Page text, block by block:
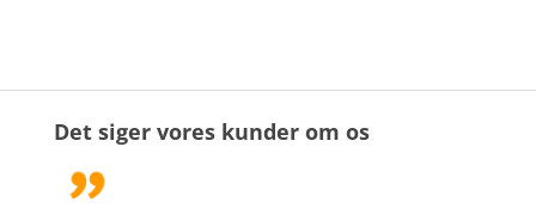
Det siger vores kunder om os